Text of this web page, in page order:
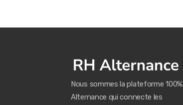
Nous sommes la plateforme 100%
Alternance qui connecte les